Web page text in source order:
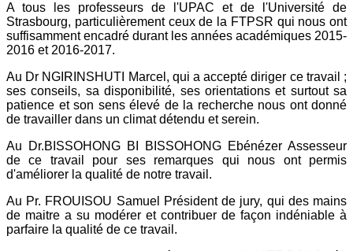
A tous les professeurs de l'UPAC et de l'Université de
Strasbourg, particulièrement ceux de la FTPSR qui nous ont
suffisamment encadré durant les années académiques 2015-
2016 et 2016-2017.
Au Dr NGIRINSHUTI Marcel, qui a accepté diriger ce travail ;
ses conseils, sa disponibilité, ses orientations et surtout sa
patience et son sens élevé de la recherche nous ont donné
de travailler dans un climat détendu et serein.
Au Dr.BISSOHONG BI BISSOHONG Ebénézer Assesseur
de ce travail pour ses remarques qui nous ont permis
d'améliorer la qualité de notre travail.
Au Pr. FROUISOU Samuel Président de jury, qui des mains
de maitre a su modérer et contribuer de façon indéniable à
parfaire la qualité de ce travail.